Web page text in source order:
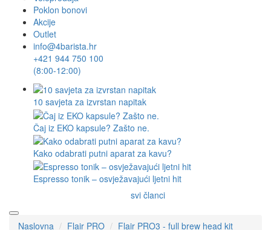
Poklon bonovi
Akcije
Outlet
info@4barista.hr
+421 944 750 100
(8:00-12:00)
10 savjeta za izvrstan napitak
Čaj iz EKO kapsule? Zašto ne.
Kako odabrati putni aparat za kavu?
Espresso tonik – osvježavajući ljetni hit
svi članci
Naslovna Flair PRO Flair PRO3 - full brew head kit